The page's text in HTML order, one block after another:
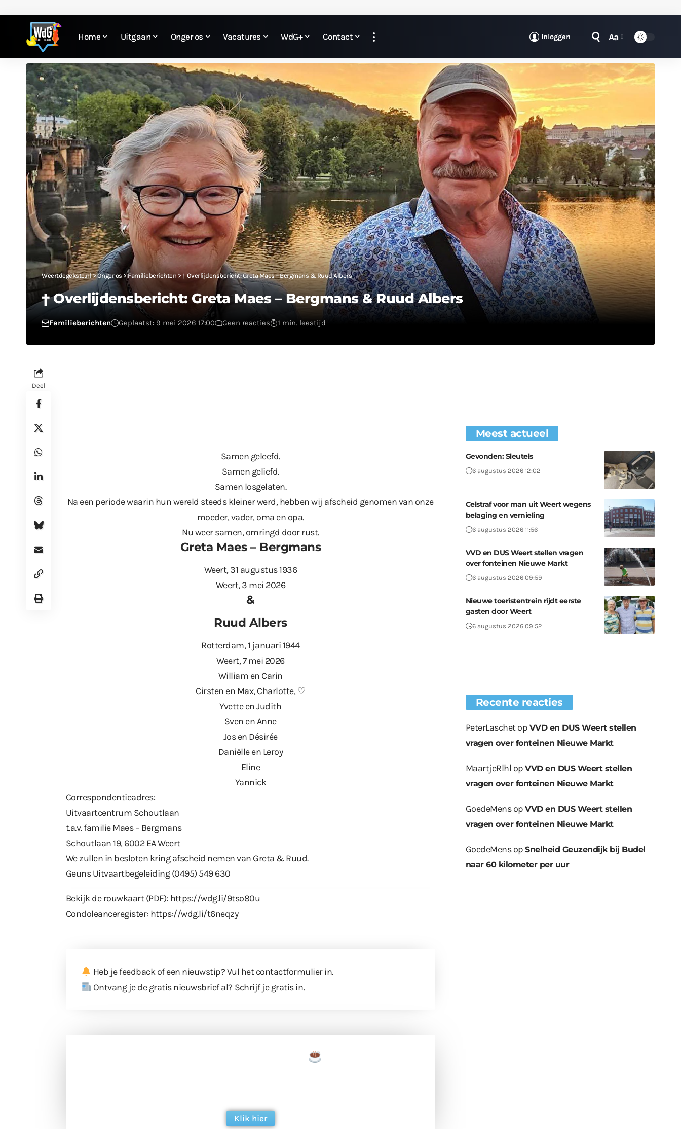
Home Uitgaan Onger os Vacatures WdG+ Contact Inloggen Aa
Weertdegekste.nl>Onger os >Familieberichten>† Overlijdensbericht: Greta Maes – Bergmans & Ruud Albers
† Overlijdensbericht: Greta Maes – Bergmans & Ruud Albers
Familieberichten Geplaatst: 9 mei 2026 17:00 Geen reacties 1 min. leestijd
Deel
Samen geleefd.
Samen geliefd.
Samen losgelaten.
Na een periode waarin hun wereld steeds kleiner werd, hebben wij afscheid genomen van onze
moeder, vader, oma en opa.
Nu weer samen, omringd door rust.
Greta Maes – Bergmans
Weert, 31 augustus 1936
Weert, 3 mei 2026
&
Ruud Albers
Rotterdam, 1 januari 1944
Weert, 7 mei 2026
William en Carin
Cirsten en Max, Charlotte, ♡
Yvette en Judith
Sven en Anne
Jos en Désirée
Daniëlle en Leroy
Eline
Yannick
Correspondentieadres:
Uitvaartcentrum Schoutlaan
t.a.v. familie Maes – Bergmans
Schoutlaan 19, 6002 EA Weert
We zullen in besloten kring afscheid nemen van Greta & Ruud.
Geuns Uitvaartbegeleiding (0495) 549 630
Bekijk de rouwkaart (PDF): https://wdg.li/9tso80u
Condoleanceregister: https://wdg.li/t6neqzy
Heb je feedback of een nieuwstip? Vul het contactformulierin.
Ontvang je de gratis nieuwsbrief al? Schrijf je gratis in.
Klik hier
Meest actueel
Gevonden: Sleutels
6 augustus 2026 12:02
Celstraf voor man uit Weert wegens
belaging en vernieling
6 augustus 2026 11:56
VVD en DUS Weert stellen vragen
over fonteinen Nieuwe Markt
6 augustus 2026 09:59
Nieuwe toeristentrein rijdt eerste
gasten door Weert
6 augustus 2026 09:52
Recente reacties
PeterLaschetop VVD en DUS Weert stellen
vragen over fonteinen Nieuwe Markt
MaartjeRlhl opVVD en DUS Weert stellen
vragen over fonteinen Nieuwe Markt
GoedeMensopVVD en DUS Weert stellen
vragen over fonteinen Nieuwe Markt
GoedeMensopSnelheid Geuzendijk bij Budel
naar 60 kilometer per uur